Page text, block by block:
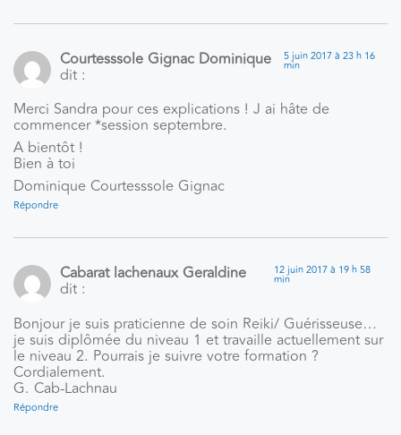
Courtesssole Gignac Dominique
dit :
5 juin 2017 à 23 h 16
min
Merci Sandra pour ces explications ! J ai hâte de
commencer *session septembre.
A bientôt !
Bien à toi
Dominique Courtesssole Gignac
Répondre
Cabarat lachenaux Geraldine
dit :
12 juin 2017 à 19 h 58
min
Bonjour je suis praticienne de soin Reiki/ Guérisseuse…
je suis diplômée du niveau 1 et travaille actuellement sur
le niveau 2. Pourrais je suivre votre formation ?
Cordialement.
G. Cab-Lachnau
Répondre